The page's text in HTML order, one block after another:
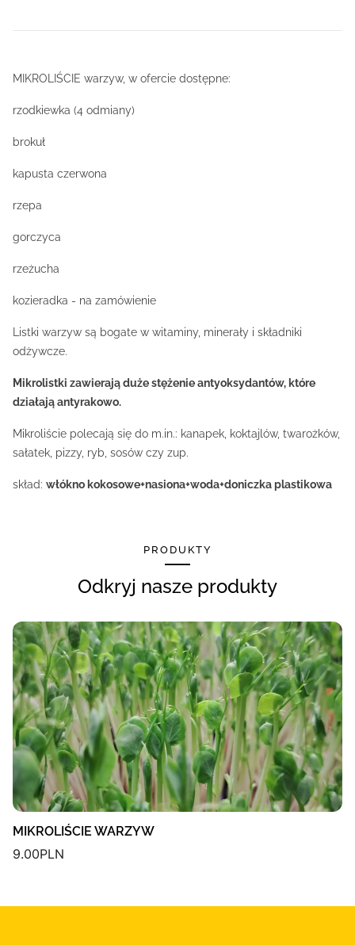
MIKROLIŚCIE warzyw, w ofercie dostępne:
rzodkiewka (4 odmiany)
brokuł
kapusta czerwona
rzepa
gorczyca
rzeżucha
kozieradka - na zamówienie
Listki warzyw są bogate w witaminy, minerały i składniki
odżywcze.
Mikrolistki zawierają duże stężenie antyoksydantów, które
działają antyrakowo.
Mikroliście polecają się do m.in.: kanapek, koktajlów, twarożków,
sałatek, pizzy, ryb, sosów czy zup.
skład: włókno kokosowe+nasiona+woda+doniczka plastikowa
PRODUKTY
Odkryj nasze produkty
MIKROLIŚCIE WARZYW
9.00PLN